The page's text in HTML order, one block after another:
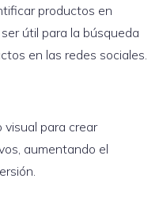
productos en
útil para la búsqueda
en las redes sociales.
visual para crear
aumentando el